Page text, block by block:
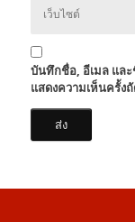
บันทึกชื่อ, อีเมล และ
แสดงความเห็นครั้ง